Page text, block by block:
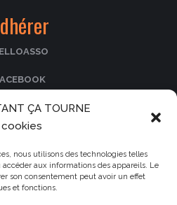
ÇA TOURNE
nous utilisons des technologies telles
aux informations des appareils. Le
son consentement peut avoir un effet
et fonctions.
La Fogata